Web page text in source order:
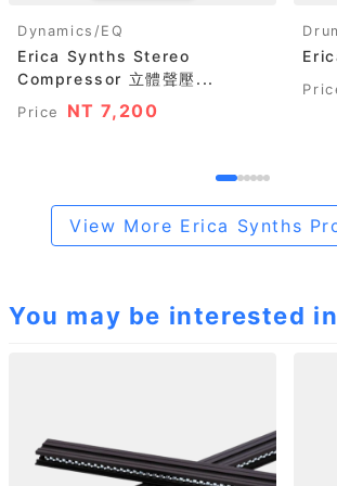
Dynamics/EQ
Erica Synths Stereo
Compressor 立體聲壓...
Price NT 7,200
View More Erica Synths
You may be interested